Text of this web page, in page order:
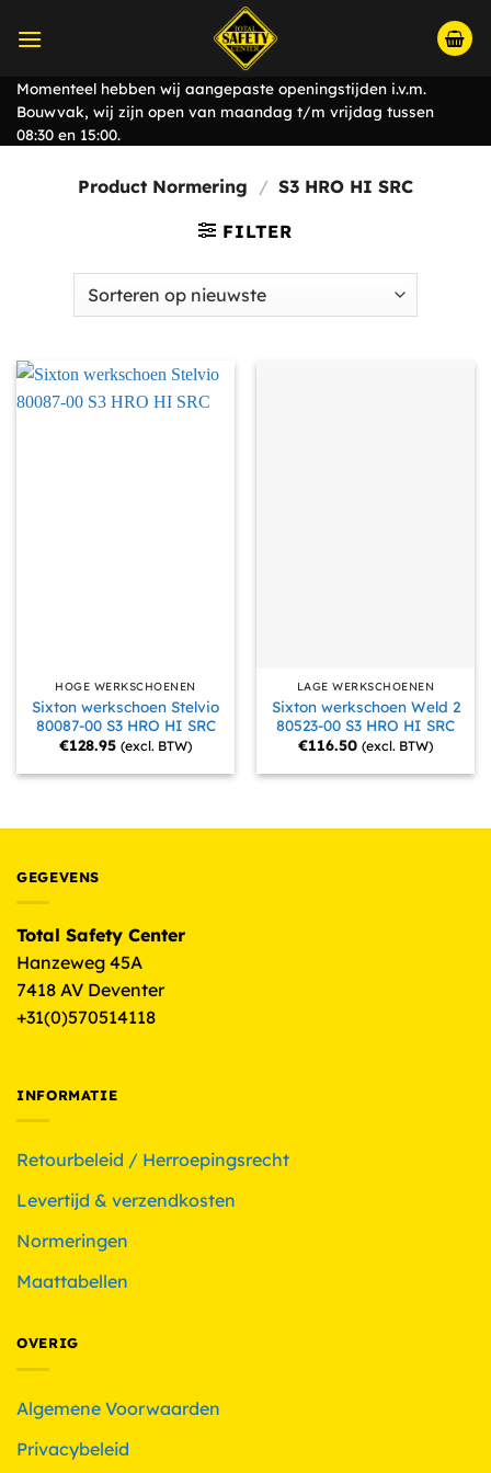
naar
Momenteel hebben wij aangepaste openingstijden i.v.m.
Bouwvak, wij zijn open van maandag t/m vrijdag tussen
08:30 en 15:00.
Product Normering / S3 HRO HI SRC
FILTER
HOGE WERKSCHOENEN
Sixton werkschoen Stelvio
80087-00 S3 HRO HI SRC
€128.95 (excl. BTW)
LAGE WERKSCHOENEN
Sixton werkschoen Weld 2
80523-00 S3 HRO HI SRC
€116.50 (excl. BTW)
GEGEVENS
Total Safety Center
Hanzeweg 45A
7418 AV Deventer
+31(0)570514118
INFORMATIE
Retourbeleid / Herroepingsrecht
Levertijd & verzendkosten
Normeringen
Maattabellen
OVERIG
Algemene Voorwaarden
Privacybeleid